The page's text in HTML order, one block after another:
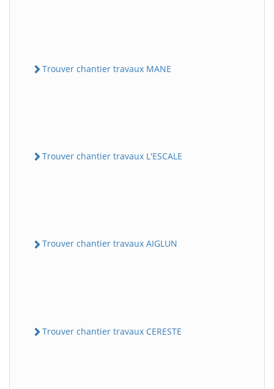
Trouver chantier travaux MANE
Trouver chantier travaux L'ESCALE
Trouver chantier travaux AIGLUN
Trouver chantier travaux CERESTE